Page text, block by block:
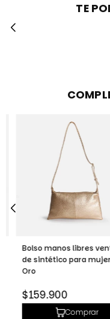
TE
Bolso manos libres
de sintético para mujer -
Oro
Precio
habitual
$159.900
Comprar